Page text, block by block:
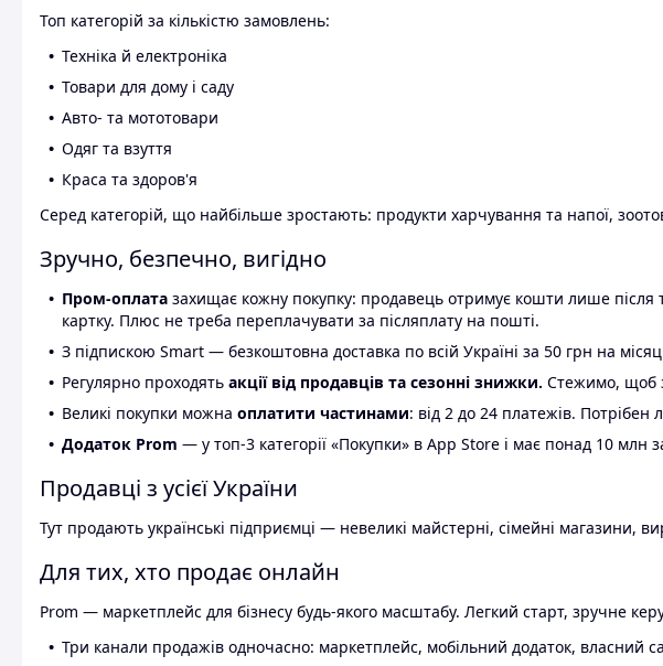
Топ категорій за кількістю замовлень:
Техніка й електроніка
Товари для дому і саду
Авто- та мототовари
Одяг та взуття
Краса та здоров'я
Серед категорій, що найбільше зростають: продукти харчування та напої,
Зручно, безпечно, вигідно
Пром-оплата захищає кожну покупку: продавець отримує кошти лише
картку. Плюс не треба переплачувати за післяплату на пошті.
З підпискою Smart — безкоштовна доставка по всій Україні за 50 грн на
Регулярно проходять акції від продавців та сезонні знижки. Стежимо, щоб
Великі покупки можна оплатити частинами: від 2 до 24 платежів. Потрібен
Додаток Prom — у топ-3 категорії «Покупки» в App Store і має понад 10 млн
Продавці з усієї України
Тут продають українські підприємці — невеликі майстерні, сімейні магазини,
Для тих, хто продає онлайн
Prom — маркетплейс для бізнесу будь-якого масштабу. Легкий старт, зручне
Три канали продажів одночасно: маркетплейс, мобільний додаток, власний